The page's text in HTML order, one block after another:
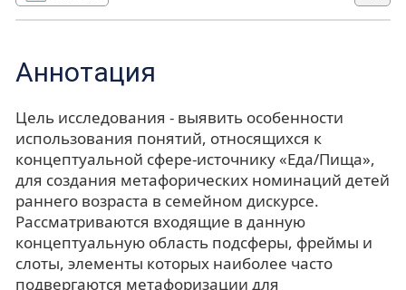
Аннотация
Цель исследования - выявить особенности
использования понятий, относящихся к
концептуальной сфере-источнику «Еда/Пища»,
для создания метафорических номинаций детей
раннего возраста в семейном дискурсе.
Рассматриваются входящие в данную
концептуальную область подсферы, фреймы и
слоты, элементы которых наиболее часто
подвергаются метафоризации для